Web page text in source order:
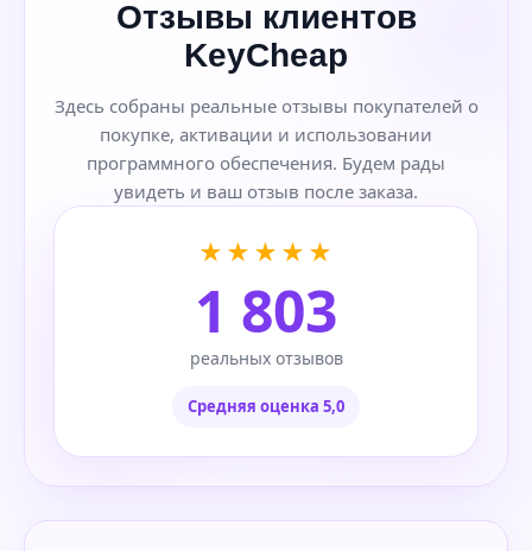
Отзывы клиентов
KeyCheap
Здесь собраны реальные отзывы покупателей о
покупке, активации и использовании
программного обеспечения. Будем рады
увидеть и ваш отзыв после заказа.
★★★★★
1 803
реальных отзывов
Средняя оценка 5,0